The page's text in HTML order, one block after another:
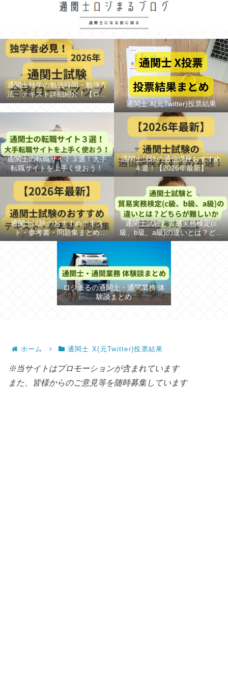
通関士独学の勉強時間・勉強方
法・テキスト詳細紹介！【ロー
ドマップ/スケジュール】
通関士 X(元Twitter)投票結果
通関士の転職サイト３選！大手
転職サイトを上手く使おう！
通関士試験の通信講座おすすめ
４選！【2026年最新】
通関士試験のおすすめテキス
ト・参考書・問題集まとめ
【2026年】
通関士試験と貿易実務検定(c
級、b級、a級)の違いとは？どち
らが難しいか解説
ロジまるの通関士・通関業務 体
験談まとめ
ホーム 通関士 X(元Twitter)投票結果
※当サイトはプロモーションが含まれています
また、皆様からのご意見等を随時募集しています